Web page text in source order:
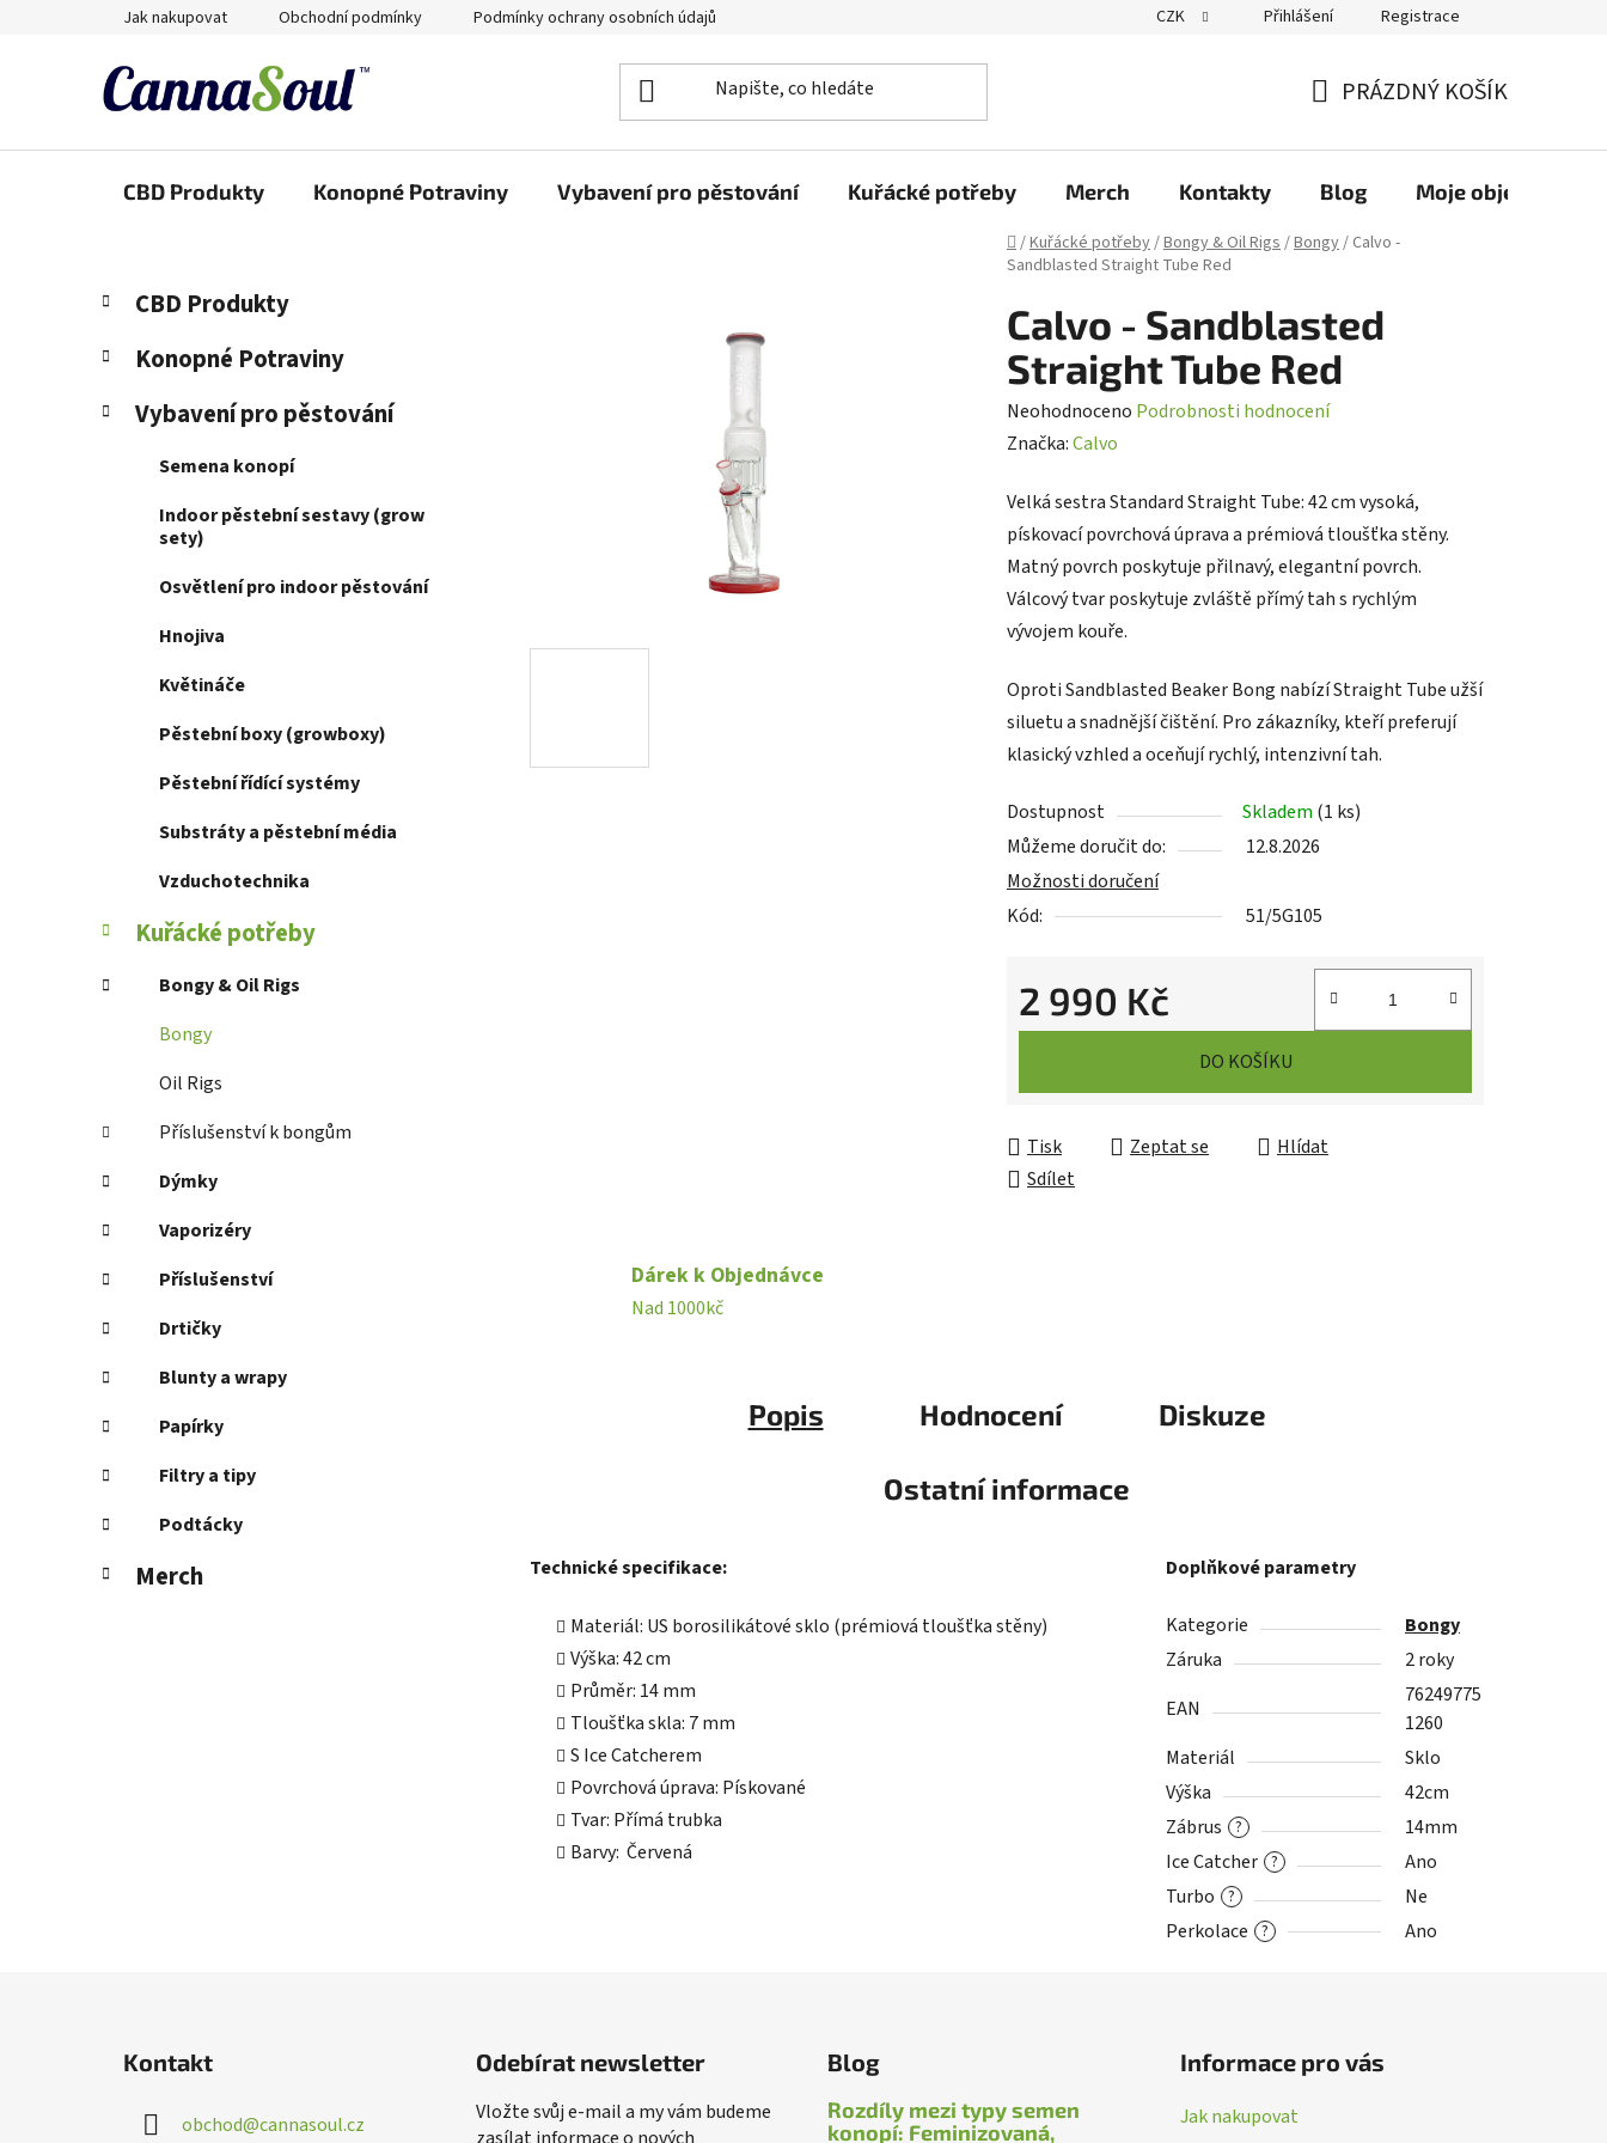
Jak nakupovat Obchodní podmínky Podmínky ochrany osobních údajů CZK Přihlášení Registrace
KOŠÍK
PRÁZDNÝ KOŠÍK
CBD Produkty Konopné Potraviny Vybavení pro pěstování Kuřácké potřeby Merch Kontakty Blog Moje objednávka
Domů
/Kuřácké potřeby/Bongy & Oil Rigs/Bongy/ Calvo -
Sandblasted Straight Tube Red
P
s
r
Přeskočit
kategorie
K
a
e
o
CBD Produkty
Konopné Potraviny
Vybavení pro pěstování
Semena konopí
Indoor pěstební sestavy (grow
sety)
Osvětlení pro indoor pěstování
Hnojiva
Květináče
Pěstební boxy (growboxy)
Pěstební řídící systémy
Substráty a pěstební média
Vzduchotechnika
Kuřácké potřeby
Bongy & Oil Rigs
Bongy
Oil Rigs
Příslušenství k bongům
Dýmky
Vaporizéry
Příslušenství
Drtičky
Blunty a wrapy
Papírky
Filtry a tipy
Podtácky
Merch
Calvo - Sandblasted
Straight Tube Red
Průměrné
hodnocení
je
0,0
z
5
hvězdiček.
Neohodnoceno Podrobnosti hodnocení
Značka:Calvo
Velká sestra Standard Straight Tube: 42 cm vysoká,
pískovací povrchová úprava a prémiová tloušťka stěny.
Matný povrch poskytuje přilnavý, elegantní povrch.
Válcový tvar poskytuje zvláště přímý tah s rychlým
vývojem kouře.
Oproti Sandblasted Beaker Bong nabízí Straight Tube užší
siluetu a snadnější čištění. Pro zákazníky, kteří preferují
klasický vzhled a oceňují rychlý, intenzivní tah.
Dostupnost Skladem (1 ks)
Můžeme doručit do:
12.8.2026
Možnosti doručení
Kód:
51/5G105
2 990 Kč
Měrná cena:
DO KOŠÍKU
Tisk Zeptat se
Hlídat
Sdílet
Dárek k Objednávce
Nad 1000kč
Popis Hodnocení Diskuze
Ostatní informace
Technické specifikace:
Materiál: US borosilikátové sklo (prémiová tloušťka stěny)
Výška: 42 cm
Průměr: 14 mm
Tloušťka skla: 7 mm
S Ice Catcherem
Povrchová úprava: Pískované
Tvar: Přímá trubka
Barvy: Červená
Doplňkové parametry
Kategorie
Bongy
Záruka
2 roky
EAN
76249775
1260
Materiál
Sklo
Výška
42cm
?
Zábrus 14mm
?
Ice Catcher Ano
?
Turbo Ne
?
Perkolace Ano
Kontakt
obchod@cannasoul.cz
Odebírat newsletter
Vložte svůj e-mail a my vám budeme
Blog
Rozdíly mezi typy semen
konopí: Feminizovaná,
Informace pro vás
Jak nakupovat
Cannasoul Asistent